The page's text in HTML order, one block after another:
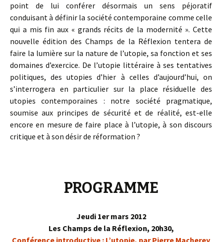
point de lui conférer désormais un sens péjoratif
conduisant à définir la société contemporaine comme celle
qui a mis fin aux « grands récits de la modernité ». Cette
nouvelle édition des Champs de la Réflexion tentera de
faire la lumière sur la nature de l’utopie, sa fonction et ses
domaines d’exercice. De l’utopie littéraire à ses tentatives
politiques, des utopies d’hier à celles d’aujourd’hui, on
s’interrogera en particulier sur la place résiduelle des
utopies contemporaines : notre société pragmatique,
soumise aux principes de sécurité et de réalité, est-elle
encore en mesure de faire place à l’utopie, à son discours
critique et à son désir de réformation ?
PROGRAMME
Jeudi 1er mars 2012
Les Champs de la Réflexion, 20h30,
Conférence introductive : L’utopie, par Pierre Macherey